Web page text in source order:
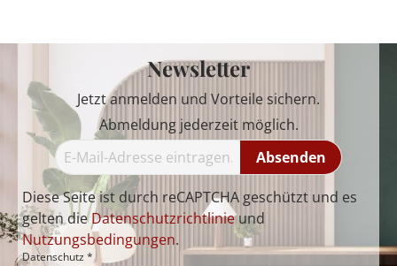
Newsletter
Jetzt anmelden und Vorteile sichern.
Abmeldung jederzeit möglich.
Absenden
Diese Seite ist durch reCAPTCHA geschützt und es
gelten dieDatenschutzrichtlinieund
Nutzungsbedingungen.
Datenschutz *